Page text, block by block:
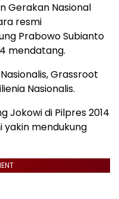
Gerakan Nasional
resmi
Prabowo Subianto
mendatang.
Grassroot
Nasionalis.
Jokowi di Pilpres 2014
yakin mendukung